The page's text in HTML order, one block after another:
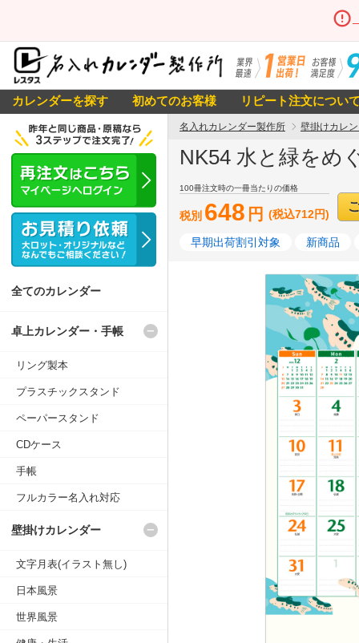
カレンダーを探す 初めてのお客様 リピート注文につい
名入れカレンダー製作所 壁掛けカレ
NK54 水と緑をめ
100冊注文時の一冊当たりの価格
税別 648 円 (税込712円)
早期出荷割引対象 新商品
全てのカレンダー
卓上カレンダー・手帳
リング製本
プラスチックスタンド
ペーパースタンド
CDケース
手帳
フルカラー名入れ対応
壁掛けカレンダー
文字月表(イラスト無し)
日本風景
世界風景